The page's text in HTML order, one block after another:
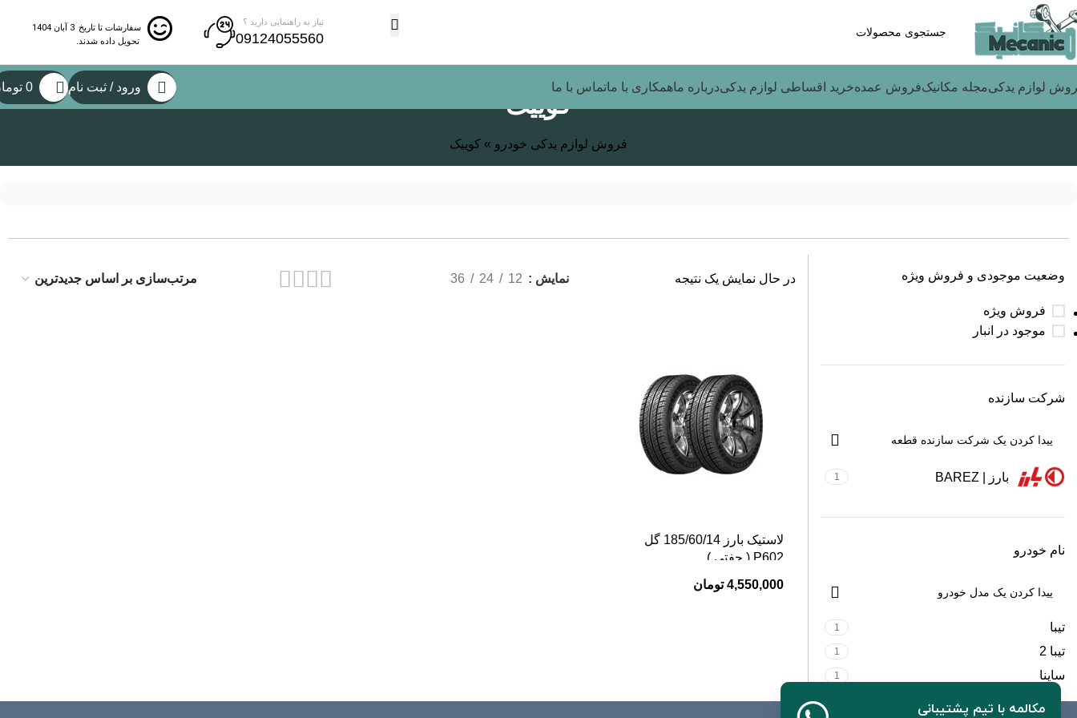
نیاز به راهنمایی دارید ؟
09124055560
سفارشات تا تاریخ 3 آبان 1404
تحویل داده شدند.
لوازم یدکیمجله مکانیکفروش عمدهخرید اقساطی لوازم یدکیدرباره ماهمکاری با ماتماس با ما ورود / ثبت نام 0
کوییک
فروش لوازم یدکی خودرو » کوییک
وضعیت موجودی و فروش ویژه
فروش ویژه
موجود در انبار
شرکت سازنده
بارز | BAREZ 1
نام خودرو
تیبا 1
تیبا 2 1
ساینا 1
در حال نمایش یک نتیجه نمایش 12
24
36
لاستیک بارز 185/60/14 گل
P602 ( جفتی )
4,550,000 تومان
مکالمه با تیم پشتیبانی